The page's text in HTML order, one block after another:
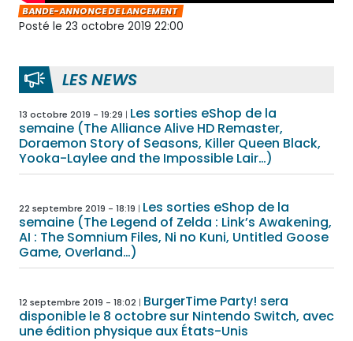
BANDE-ANNONCE DE LANCEMENT
Posté le 23 octobre 2019 22:00
LES NEWS
13 octobre 2019 - 19:29
Les sorties eShop de la
semaine (The Alliance Alive HD Remaster,
Doraemon Story of Seasons, Killer Queen Black,
Yooka-Laylee and the Impossible Lair…)
22 septembre 2019 - 18:19
Les sorties eShop de la
semaine (The Legend of Zelda : Link’s Awakening,
AI : The Somnium Files, Ni no Kuni, Untitled Goose
Game, Overland…)
12 septembre 2019 - 18:02
BurgerTime Party! sera
disponible le 8 octobre sur Nintendo Switch, avec
une édition physique aux États-Unis